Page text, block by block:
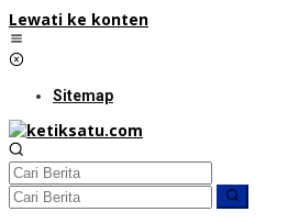
Lewati ke konten
Sitemap